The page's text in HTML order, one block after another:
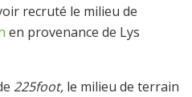
recruté le milieu de
en provenance de Lys
225foot, le milieu de terrain